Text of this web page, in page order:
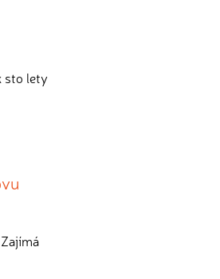
sto lety